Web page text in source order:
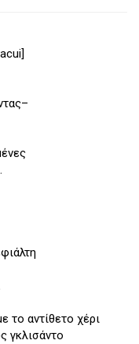
το αντίθετο χέρι
γκλισάντο